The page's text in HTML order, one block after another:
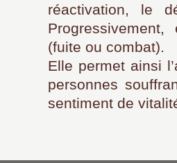
réactivation, le
(fuite ou combat).
Elle permet ainsi
personnes
sentiment de